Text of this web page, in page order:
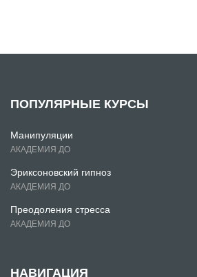
ПОПУЛЯРНЫЕ КУРСЫ
Манипуляции
АКАДЕМИЯ ДО
Эриксоновский гипноз
АКАДЕМИЯ ДО
Преодоления стресса
АКАДЕМИЯ ДО
НАВИГАЦИЯ